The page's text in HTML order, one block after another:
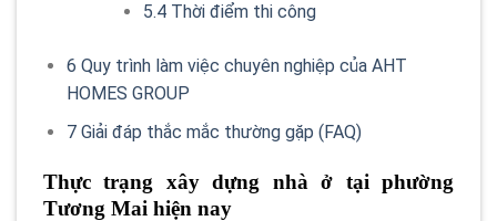
5.4Thời điểm thi công
6 Quy trình làm việc chuyên nghiệp của AHT
HOMES GROUP
7Giải đáp thắc mắc thường gặp (FAQ)
Thực trạng xây dựng nhà ở tại phường
Tương Mai hiện nay